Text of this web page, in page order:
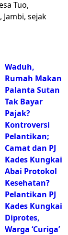
Tuo,
sejak
Waduh,
Rumah Makan
Palanta Sutan
Tak Bayar
Pajak?
Kontroversi
Pelantikan;
Camat dan PJ
Kades Kungkai
Abai Protokol
Kesehatan?
Pelantikan PJ
Kades Kungkai
Diprotes,
Warga ‘Curiga’